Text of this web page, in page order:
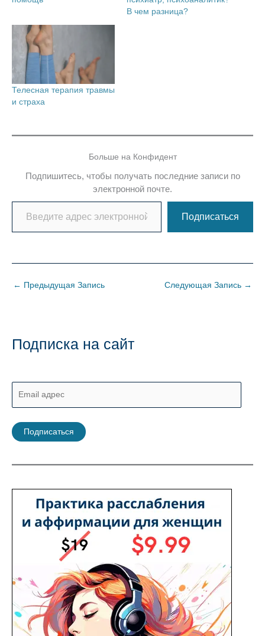
В чем разница?
Телесная терапия травмы
и страха
Больше на Конфидент
Подпишитесь, чтобы получать последние записи по
электронной почте.
Введите адрес электронной почты…
Подписаться
← Предыдущая Запись Следующая Запись →
Подписка на сайт
m
i
а
Подписаться